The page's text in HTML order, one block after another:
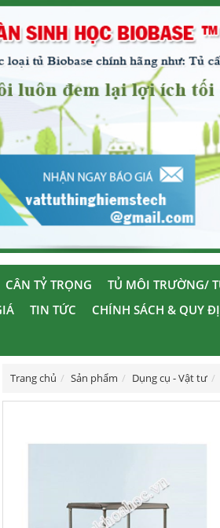
CÂN TỶ TRỌNG TỦ MÔI TRƯỜNG/
TIN TỨC CHÍNH SÁCH & QUY
Trang chủ Sản phẩm Dụng cụ - Vật tư